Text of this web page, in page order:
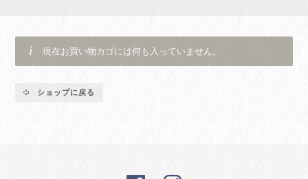
現在お買い物カゴには何も入っていません。
ショップに戻る